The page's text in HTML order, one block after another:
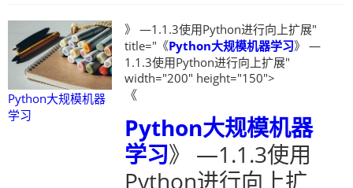
Python大规模机器
学习
》 —1.1.3使用Python进行向上扩展"
title="《Python大规模机器学习》 —
1.1.3使用Python进行向上扩展"
width="200" height="150">
《
Python大规模机器
学习》 —1.1.3使用
Python进行向上扩